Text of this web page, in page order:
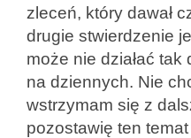
zleceń, który dawał
drugie stwierdzenie
może nie działać
na dziennych. Nie
wstrzymam się z
pozostawię ten